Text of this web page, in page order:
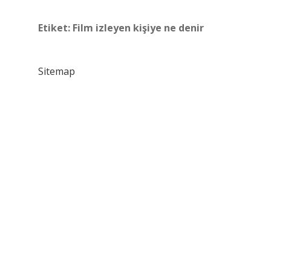
Etiket: Film izleyen kişiye ne denir
Sitemap